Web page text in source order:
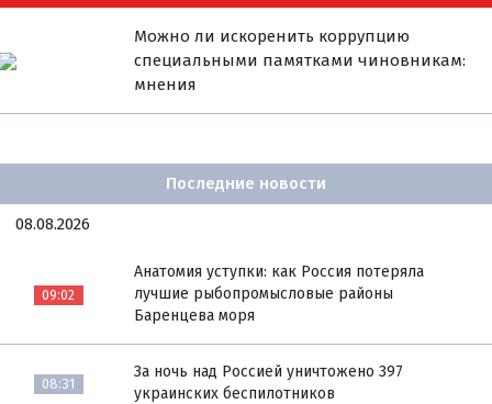
Можно ли искоренить коррупцию
специальными памятками чиновникам:
мнения
Последние новости
08.08.2026
09:02
Анатомия уступки: как Россия потеряла
лучшие рыбопромысловые районы
Баренцева моря
08:31
За ночь над Россией уничтожено 397
украинских беспилотников